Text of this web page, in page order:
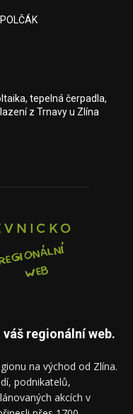
tepelná čerpadla,
z Trnavy u Zlína
regionální web.
na východ od Zlína.
podnikatelů,
akcích v